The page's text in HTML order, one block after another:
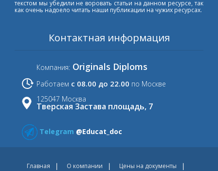
текстом мы убедили не воровать статьи на данном ресурсе, так
как очень надоело читать наши публикации на чужих ресурсах.
Контактная информация
Компания: Originals Diploms
Работаем с 08.00 до 22.00 по Москве
125047 Москва
Тверская Застава площадь, 7
Telegram @Educat_doc
Главная О компании
Цены на документы